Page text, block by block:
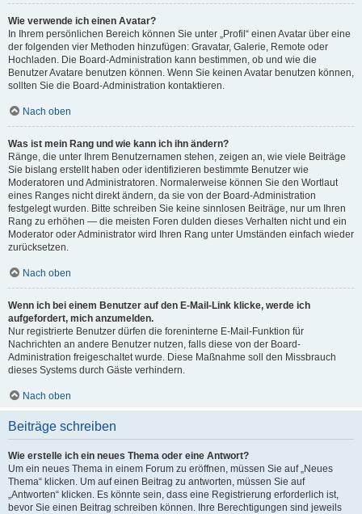
Wie verwende ich einen Avatar?
In Ihrem persönlichen Bereich können Sie unter „Profil“ einen Avatar über eine
der folgenden vier Methoden hinzufügen: Gravatar, Galerie, Remote oder
Hochladen. Die Board-Administration kann bestimmen, ob und wie die
Benutzer Avatare benutzen können. Wenn Sie keinen Avatar benutzen können,
sollten Sie die Board-Administration kontaktieren.
Nach oben
Was ist mein Rang und wie kann ich ihn ändern?
Ränge, die unter Ihrem Benutzernamen stehen, zeigen an, wie viele Beiträge
Sie bislang erstellt haben oder identifizieren bestimmte Benutzer wie
Moderatoren und Administratoren. Normalerweise können Sie den Wortlaut
eines Ranges nicht direkt ändern, da sie von der Board-Administration
festgelegt wurden. Bitte schreiben Sie keine sinnlosen Beiträge, nur um Ihren
Rang zu erhöhen — die meisten Foren dulden dieses Verhalten nicht und ein
Moderator oder Administrator wird Ihren Rang unter Umständen einfach wieder
zurücksetzen.
Nach oben
Wenn ich bei einem Benutzer auf den E-Mail-Link klicke, werde ich
aufgefordert, mich anzumelden.
Nur registrierte Benutzer dürfen die foreninterne E-Mail-Funktion für
Nachrichten an andere Benutzer nutzen, falls diese von der Board-
Administration freigeschaltet wurde. Diese Maßnahme soll den Missbrauch
dieses Systems durch Gäste verhindern.
Nach oben
Beiträge schreiben
Wie erstelle ich ein neues Thema oder eine Antwort?
Um ein neues Thema in einem Forum zu eröffnen, müssen Sie auf „Neues
Thema“ klicken. Um auf einen Beitrag zu antworten, müssen Sie auf
„Antworten“ klicken. Es könnte sein, dass eine Registrierung erforderlich ist,
bevor Sie einen Beitrag schreiben können. Ihre Berechtigungen sind jeweils